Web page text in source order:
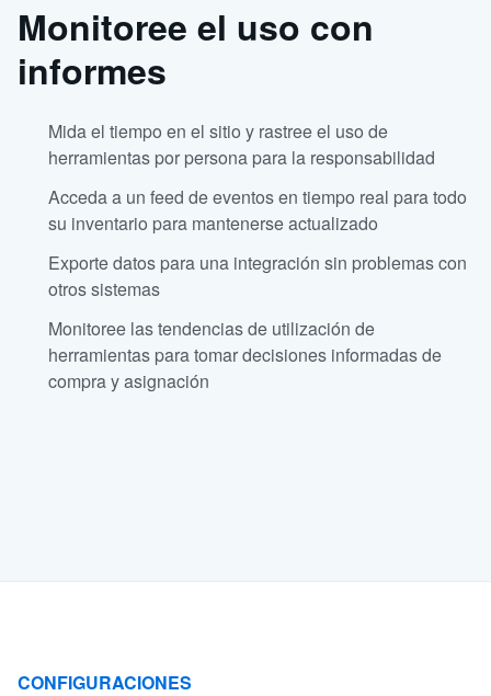
Monitoree el uso con
informes
Mida el tiempo en el sitio y rastree el uso de
herramientas por persona para la responsabilidad
Acceda a un feed de eventos en tiempo real para todo
su inventario para mantenerse actualizado
Exporte datos para una integración sin problemas con
otros sistemas
Monitoree las tendencias de utilización de
herramientas para tomar decisiones informadas de
compra y asignación
CONFIGURACIONES